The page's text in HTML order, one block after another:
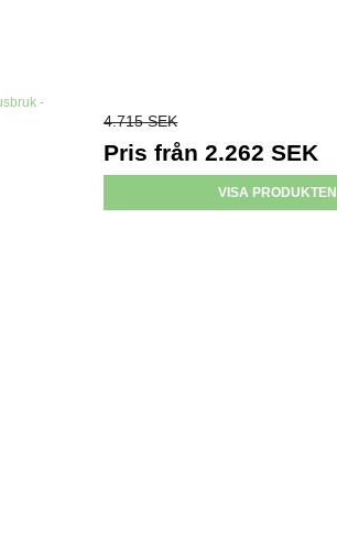
-
4.715 SEK
Pris från2.262 SEK
VISA PRODUKTEN